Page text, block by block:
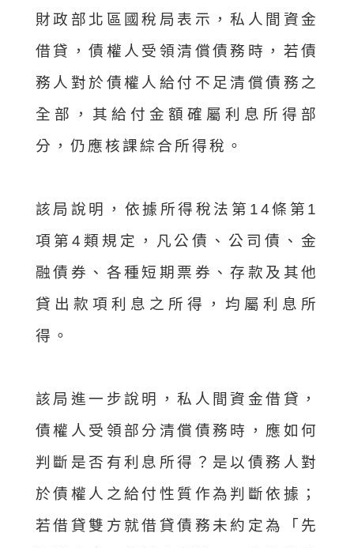
財政部北區國稅局表示，私人間資金
借貸，債權人受領清償債務時，若債
務人對於債權人給付不足清償債務之
全部，其給付金額確屬利息所得部
分，仍應核課綜合所得稅。
該局說明，依據所得稅法第14條第1
項第4類規定，凡公債、公司債、金
融債券、各種短期票券、存款及其他
貸出款項利息之所得，均屬利息所
得。
該局進一步說明，私人間資金借貸，
債權人受領部分清償債務時，應如何
判斷是否有利息所得？是以債務人對
於債權人之給付性質作為判斷依據；
若借貸雙方就借貸債務未約定為「先